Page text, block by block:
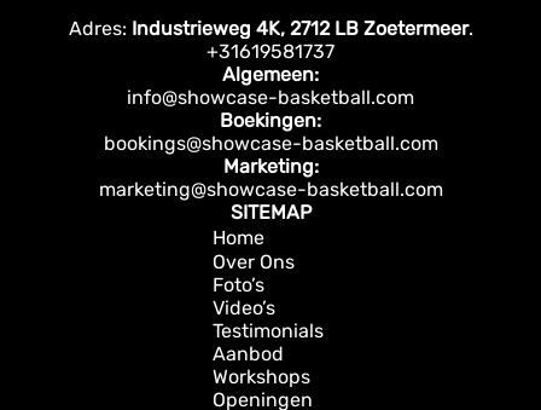
Adres: Industrieweg 4K, 2712 LB Zoetermeer.
+31619581737
Algemeen:
info@showcase-basketball.com
Boekingen:
bookings@showcase-basketball.com
Marketing:
marketing@showcase-basketball.com
SITEMAP
Home
Over Ons
Foto’s
Video’s
Testimonials
Aanbod
Workshops
Openingen